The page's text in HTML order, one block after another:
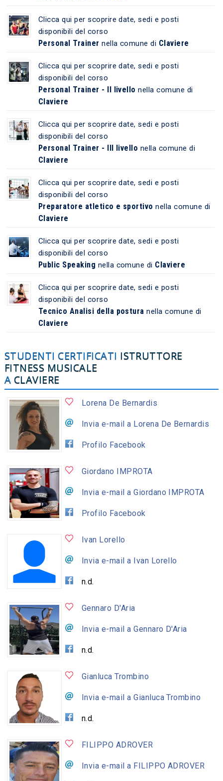
Clicca qui per scoprire date, sedi e posti
disponibili del corso
Personal Trainer nella comune di Claviere
Clicca qui per scoprire date, sedi e posti
disponibili del corso
Personal Trainer - II livello nella comune di
Claviere
Clicca qui per scoprire date, sedi e posti
disponibili del corso
Personal Trainer - III livello nella comune di
Claviere
Clicca qui per scoprire date, sedi e posti
disponibili del corso
Preparatore atletico e sportivo nella comune di
Claviere
Clicca qui per scoprire date, sedi e posti
disponibili del corso
Public Speaking nella comune di Claviere
Clicca qui per scoprire date, sedi e posti
disponibili del corso
Tecnico Analisi della postura nella comune di
Claviere
STUDENTI CERTIFICATI ISTRUTTORE
FITNESS MUSICALE
A CLAVIERE
Lorena De Bernardis
Invia e-mail a Lorena De Bernardis
Profilo Facebook
Giordano IMPROTA
Invia e-mail a Giordano IMPROTA
Profilo Facebook
Ivan Lorello
Invia e-mail a Ivan Lorello
n.d.
Gennaro D'Aria
Invia e-mail a Gennaro D'Aria
n.d.
Gianluca Trombino
Invia e-mail a Gianluca Trombino
n.d.
FILIPPO ADROVER
Invia e-mail a FILIPPO ADROVER